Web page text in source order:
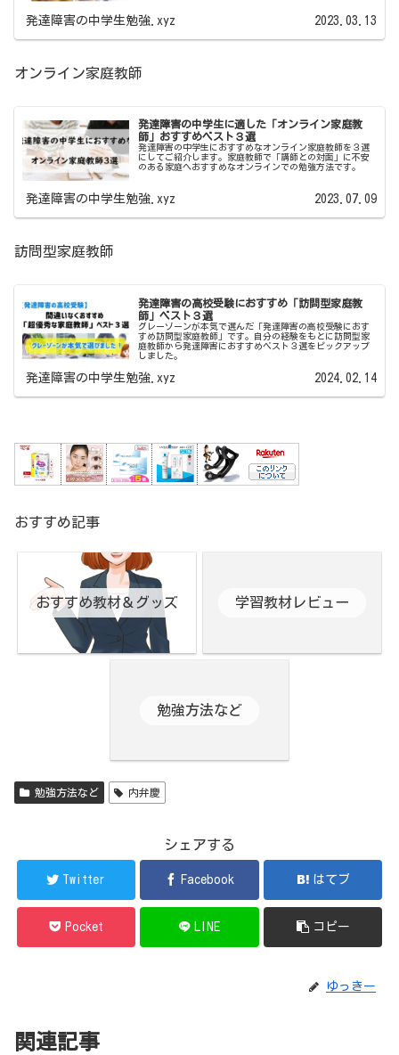
発達障害の中学生勉強.xyz 2023.03.13
オンライン家庭教師
発達障害の中学生に適した「オンライン家庭教
師」おすすめベスト３選
発達障害の中学生におすすめなオンライン家庭教師を３選
にしてご紹介します。家庭教師で「講師との対面」に不安
のある家庭へおすすめなオンラインでの勉強方法です。
発達障害の中学生勉強.xyz 2023.07.09
訪問型家庭教師
発達障害の高校受験におすすめ「訪問型家庭教
師」ベスト３選
グレーゾーンが本気で選んだ「発達障害の高校受験におす
すめ訪問型家庭教師」です。自分の経験をもとに訪問型家
庭教師から発達障害におすすめベスト３選をピックアップ
しました。
発達障害の中学生勉強.xyz 2024.02.14
おすすめ記事
おすすめ教材＆グッズ 学習教材レビュー
勉強方法など
勉強方法など 内弁慶
シェアする
Twitter Facebook はてブ
Pocket LINE コピー
ゆっきー
関連記事